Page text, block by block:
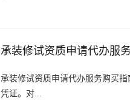
承装修试资质申请代办服
承装修试资质申请代办服务购买
凭证。对...